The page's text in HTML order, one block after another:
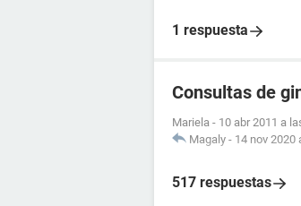
1 respuesta
Consultas de
Mariela - 10 abr 2011 a
Magaly - 14 nov 2020
517 respuestas